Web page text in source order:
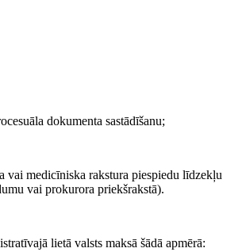
dokumenta sastādīšanu;
vai medicīniska rakstura piespiedu līdzekļu
vai prokurora priekšrakstā).
lietā valsts maksā šādā apmērā: